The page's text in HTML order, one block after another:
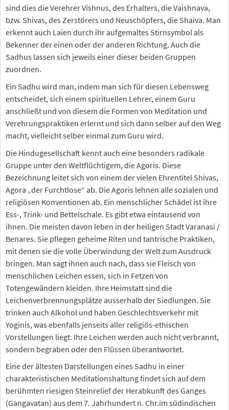
sind dies die Verehrer Vishnus, des Erhalters, die Vaishnava,
bzw. Shivas, des Zerstörers und Neuschöpfers, die Shaiva. Man
erkennt auch Laien durch ihr aufgemaltes Stirnsymbol als
Bekenner der einen oder der anderen Richtung. Auch die
Sadhus lassen sich jeweils einer dieser beiden Gruppen
zuordnen.
Ein Sadhu wird man, indem man sich für diesen Lebensweg
entscheidet, sich einem spirituellen Lehrer, einem Guru
anschließt und von diesem die Formen von Meditation und
Verehrungspraktiken erlernt und sich dann selber auf den Weg
macht, vielleicht selber einmal zum Guru wird.
Die Hindugesellschaft kennt auch eine besonders radikale
Gruppe unter den Weltflüchtigem, die Agoris. Diese
Bezeichnung leitet sich von einem der vielen Ehrentitel Shivas,
Agora „der Furchtlose“ ab. Die Agoris lehnen alle sozialen und
religiösen Konventionen ab. Ein menschlicher Schädel ist ihre
Ess-, Trink- und Bettelschale. Es gibt etwa eintausend von
ihnen. Die meisten davon leben in der heiligen Stadt Varanasi /
Benares. Sie pflegen geheime Riten und tantrische Praktiken,
mit denen sie die volle Überwindung der Welt zum Ausdruck
bringen. Man sagt ihnen auch nach, dass sie Fleisch von
menschlichen Leichen essen, sich in Fetzen von
Totengewändern kleiden. Ihre Heimstatt sind die
Leichenverbrennungsplätze ausserhalb der Siedlungen. Sie
trinken auch Alkohol und haben Geschlechtsverkehr mit
Yoginis, was ebenfalls jenseits aller religiös-ethischen
Vorstellungen liegt. Ihre Leichen werden auch nicht verbrannt,
sondern begraben oder den Flüssen überantwortet.
Eine der ältesten Darstellungen eines Sadhu in einer
charakteristischen Meditationshaltung findet sich auf dem
berühmten riesigen Steinrelief der Herabkunft des Ganges
(Gangavatan) aus dem 7. Jahrhundert n. Chr.im südindischen